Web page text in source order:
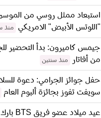
استبعاد ممثل روسي من
"اللوتس الأبيض" الامريكي
منذ
جيمس كاميرون: بدأ التحضير
من أفاتار
منذ سنتين
حفل جوائز الجرامي: دعوة
سويفت تفوز بجائزة ألبوم العام